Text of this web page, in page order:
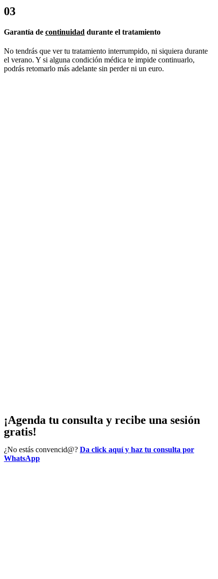
03
Garantía de continuidad durante el tratamiento
No tendrás que ver tu tratamiento interrumpido, ni siquiera durante
el verano. Y si alguna condición médica te impide continuarlo,
podrás retomarlo más adelante sin perder ni un euro.
¡Agenda tu consulta y recibe una sesión
gratis!
¿No estás convencid@? Da click aquí y haz tu consulta por
WhatsApp